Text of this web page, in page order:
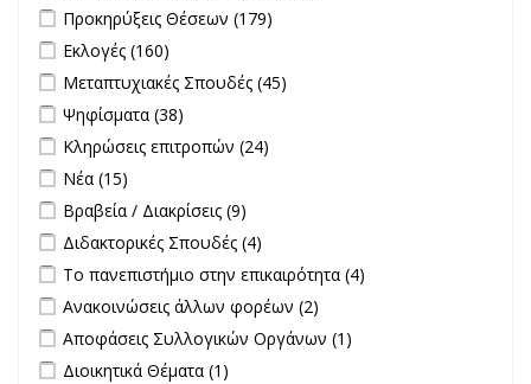
Apply Προκηρύξεις Θέσεων filter
Προκηρύξεις Θέσεων (179)
Apply Εκλογές filter
Εκλογές (160)
Apply Μεταπτυχιακές Σπουδές filter
Μεταπτυχιακές Σπουδές (45)
Apply Ψηφίσματα filter
Ψηφίσματα (38)
Apply Κληρώσεις επιτροπών filter
Κληρώσεις επιτροπών (24)
Apply Νέα filter
Νέα (15)
Apply Βραβεία / Διακρίσεις filter
Βραβεία / Διακρίσεις (9)
Apply Διδακτορικές Σπουδές filter
Διδακτορικές Σπουδές (4)
Apply Το πανεπιστήμιο στην επικαιρότητα filter
Το πανεπιστήμιο στην επικαιρότητα (4)
Apply Ανακοινώσεις άλλων φορέων filter
Ανακοινώσεις άλλων φορέων (2)
Apply Αποφάσεις Συλλογικών Οργάνων filter
Αποφάσεις Συλλογικών Οργάνων (1)
Apply Διοικητικά Θέματα filter
Διοικητικά Θέματα (1)